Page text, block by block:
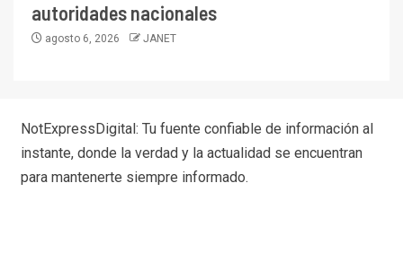
autoridades nacionales
agosto 6, 2026 JANET
NotExpressDigital: Tu fuente confiable de información al
instante, donde la verdad y la actualidad se encuentran
para mantenerte siempre informado.